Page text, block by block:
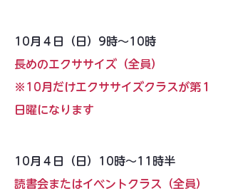
10月４日（日）9時〜10時
長めのエクササイズ（全員）
​※10月だけエクササイズクラスが第１
日曜になります
10月４日（日）10時〜11時半
読書会またはイベントクラス（全員）